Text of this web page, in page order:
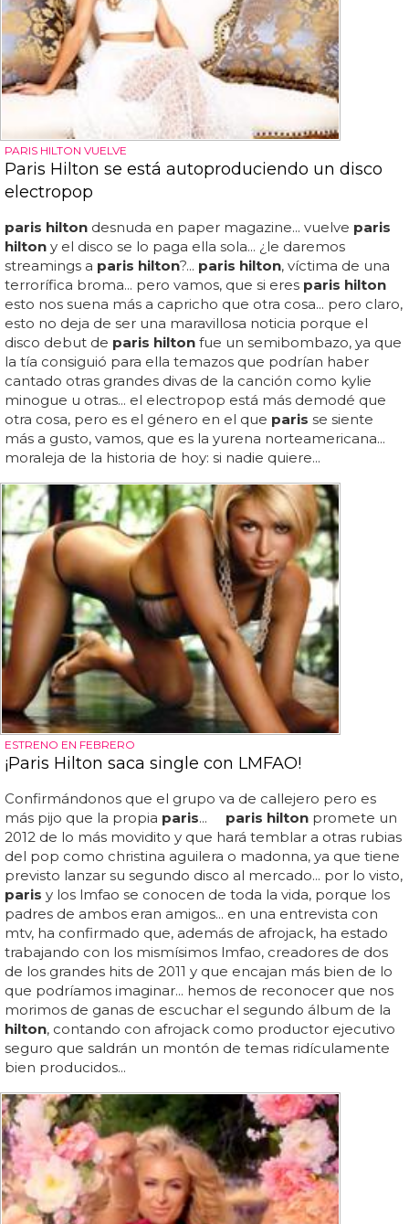
PARIS HILTON VUELVE
Paris Hilton se está autoproduciendo un disco
electropop
paris hilton desnuda en paper magazine... vuelve paris
hilton y el disco se lo paga ella sola... ¿le daremos
streamings a paris hilton?... paris hilton, víctima de una
terrorífica broma... pero vamos, que si eres paris hilton
esto nos suena más a capricho que otra cosa... pero claro,
esto no deja de ser una maravillosa noticia porque el
disco debut de paris hilton fue un semibombazo, ya que
la tía consiguió para ella temazos que podrían haber
cantado otras grandes divas de la canción como kylie
minogue u otras... el electropop está más demodé que
otra cosa, pero es el género en el que paris se siente
más a gusto, vamos, que es la yurena norteamericana...
moraleja de la historia de hoy: si nadie quiere...
ESTRENO EN FEBRERO
¡Paris Hilton saca single con LMFAO!
Confirmándonos que el grupo va de callejero pero es
más pijo que la propia paris... paris hilton promete un
2012 de lo más movidito y que hará temblar a otras rubias
del pop como christina aguilera o madonna, ya que tiene
previsto lanzar su segundo disco al mercado... por lo visto,
paris y los lmfao se conocen de toda la vida, porque los
padres de ambos eran amigos... en una entrevista con
mtv, ha confirmado que, además de afrojack, ha estado
trabajando con los mismísimos lmfao, creadores de dos
de los grandes hits de 2011 y que encajan más bien de lo
que podríamos imaginar... hemos de reconocer que nos
morimos de ganas de escuchar el segundo álbum de la
hilton, contando con afrojack como productor ejecutivo
seguro que saldrán un montón de temas ridículamente
bien producidos...